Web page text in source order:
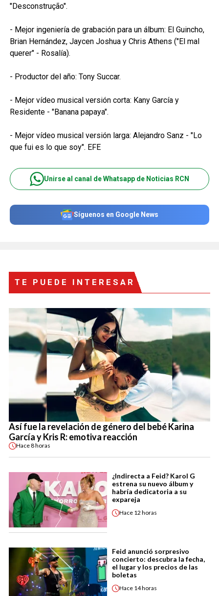
"Desconstrução".
- Mejor ingeniería de grabación para un álbum: El Guincho,
Brian Hernández, Jaycen Joshua y Chris Athens ("El mal
querer" - Rosalía).
- Productor del año: Tony Succar.
- Mejor vídeo musical versión corta: Kany García y
Residente - "Banana papaya".
- Mejor vídeo musical versión larga: Alejandro Sanz - "Lo
que fui es lo que soy". EFE
Unirse al canal de Whatsapp de Noticias RCN
Síguenos en Google News
TE PUEDE INTERESAR
Así fue la revelación de género del bebé Karina
García y Kris R: emotiva reacción
Hace8 horas
¿Indirecta a Feid? Karol G
estrena su nuevo álbum y
habría dedicatoria a su
expareja
Hace 12 horas
Feid anunció sorpresivo
concierto: descubra la fecha,
el lugar y los precios de las
boletas
Hace 14 horas